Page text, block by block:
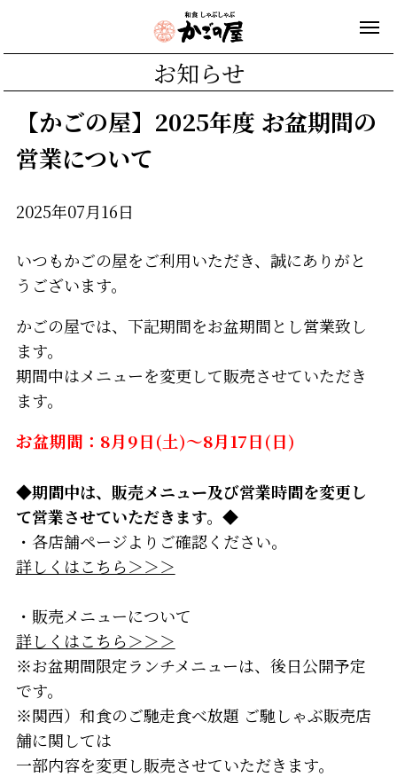
お知らせ
【かごの屋】2025年度 お盆期間の
営業について
2025年07月16日
いつもかごの屋をご利用いただき、誠にありがと
うございます。
かごの屋では、下記期間をお盆期間とし営業致し
ます。
期間中はメニューを変更して販売させていただき
ます。
お盆期間：8月9日(土)～8月17日(日)
◆期間中は、販売メニュー及び営業時間を変更し
て営業させていただきます。◆
・各店舗ページよりご確認ください。
詳しくはこちら＞＞＞
・販売メニューについて
詳しくはこちら＞＞＞
※お盆期間限定ランチメニューは、後日公開予定
です。
※関西）和食のご馳走食べ放題 ご馳しゃぶ販売店
舗に関しては
一部内容を変更し販売させていただきます。